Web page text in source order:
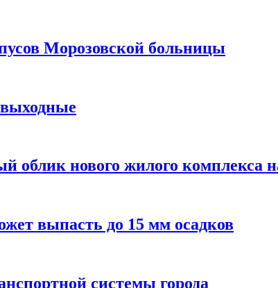
Морозовской больницы
облик нового жилого комплекса
выпасть до 15 мм осадков
системы города